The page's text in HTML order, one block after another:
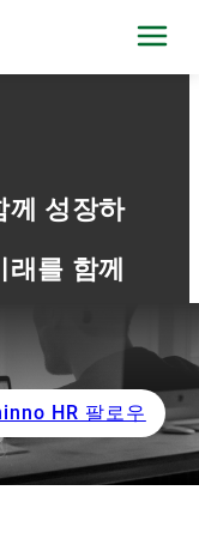
께 성장하
를 함께
HR 팔로우